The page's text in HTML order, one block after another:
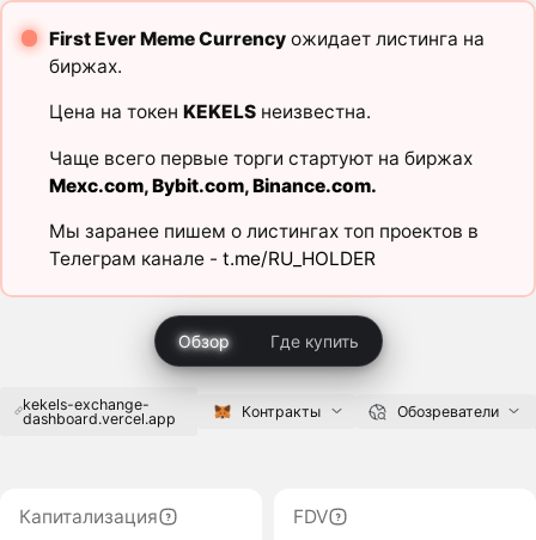
First Ever Meme Currencyожидает листинга на
биржах.
Цена на токен KEKELSнеизвестна.
Чаще всего первые торги стартуют на биржах
Mexc.com,Bybit.com,Binance.com.
Мы заранее пишем о листингах топ проектов в
Телеграм канале - t.me/RU_HOLDER
Обзор Где купить
kekels-exchange-
dashboard.vercel.app
Контракты Обозреватели
Капитализация
FDV